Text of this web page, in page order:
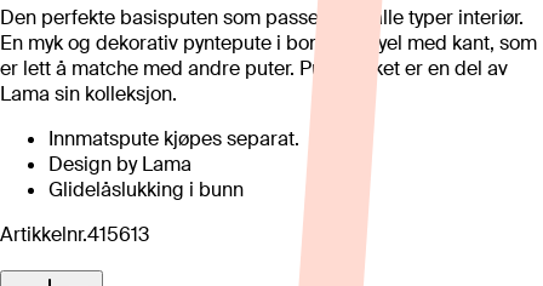
Den perfekte basisputen som passer inn i alle typer interiør.
En myk og dekorativ pyntepute i bomullsfløyel med kant, som
er lett å matche med andre puter. Putetrekket er en del av
Lama sin kolleksjon.
Innmatspute kjøpes separat.
Design by Lama
Glidelåslukking i bunn
Artikkelnr.415613